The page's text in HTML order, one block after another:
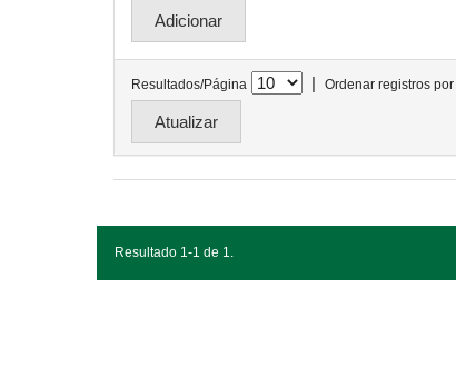
Resultados/Página | Ordenar registros por
Resultado 1-1 de 1.